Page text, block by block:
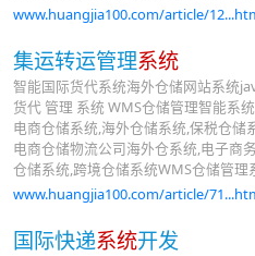
www.huangjia100.com/article/
集运转运管理系统
智能国际货代系统海外仓储网站系统
货代 管理 系统 WMS仓储管理智能系
电商仓储系统,海外仓储系统,保税仓储
电商仓储物流公司海外仓系统,电子商
仓储系统,跨境仓储系统WMS仓储管理
www.huangjia100.com/article/
国际快递系统开发